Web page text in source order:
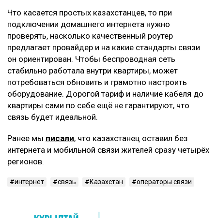
Что касается простых казахстанцев, то при
подключении домашнего интернета нужно
проверять, насколько качественный роутер
предлагает провайдер и на какие стандарты связи
он ориентирован. Чтобы беспроводная сеть
стабильно работала внутри квартиры, может
потребоваться обновить и грамотно настроить
оборудование. Дорогой тариф и наличие кабеля до
квартиры сами по себе ещё не гарантируют, что
связь будет идеальной.
Ранее мы писали, что казахстанец оставил без
интернета и мобильной связи жителей сразу четырёх
регионов.
интернет связь Казахстан операторы связи